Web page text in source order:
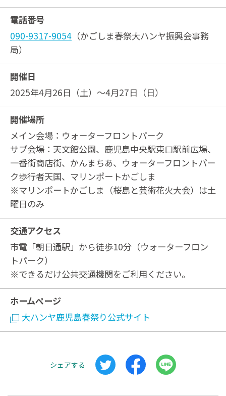
電話番号
090-9317-9054 （かごしま春祭大ハンヤ振興会事務
局）
開催日
2025年4月26日（土）～4月27日（日）
開催場所
メイン会場：ウォーターフロントパーク
サブ会場：天文館公園、鹿児島中央駅東口駅前広場、
一番街商店街、かんまちあ、ウォーターフロントパー
ク歩行者天国、マリンポートかごしま
※マリンポートかごしま（桜島と芸術花火大会）は土
曜日のみ
交通アクセス
市電「朝日通駅」から徒歩10分（ウォーターフロン
トパーク）
※できるだけ公共交通機関をご利用ください。
ホームページ
大ハンヤ鹿児島春祭り公式サイト
シェアする